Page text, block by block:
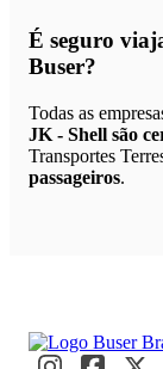
É seguro
Buser?
Todas as
JK - Shell são
Transportes
passageiros.